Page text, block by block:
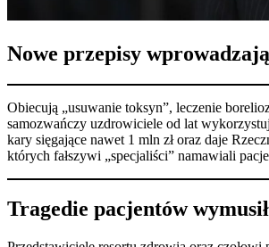
Nowe przepisy
Obiecują „usuwanie toksyn”, leczenie
samozwańczy uzdrowiciele od lat
kary sięgające nawet 1 mln zł oraz daje
których fałszywi „specjaliści” namawiali
Tragedie pacjentów